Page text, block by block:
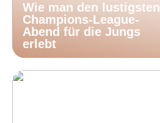
Wie man den lustigsten
Champions-League-
Abend für die Jungs
erlebt